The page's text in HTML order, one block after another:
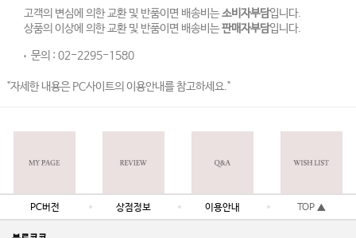
고객의 변심에 의한 교환 및 반품이면 배송비는소비자부담입니다.
상품의 이상에 의한 교환 및 반품이면 배송비는판매자부담입니다.
문의 : 02-2295-1580
"자세한 내용은 PC사이트의 이용안내를 참고하세요."
PC버전 상점정보 이용안내 TOP ▲